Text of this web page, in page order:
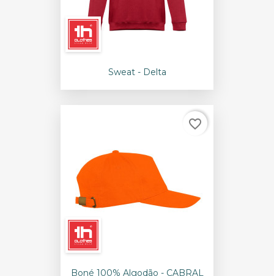
Sweat - Delta
Boné 100% Algodão - CABRAL
favorite_border